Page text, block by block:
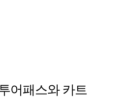
어패스와 카트